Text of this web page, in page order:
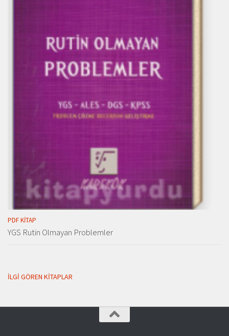
PDF KITAP
YGS Rutin Olmayan Problemler
İLGI GÖREN KITAPLAR